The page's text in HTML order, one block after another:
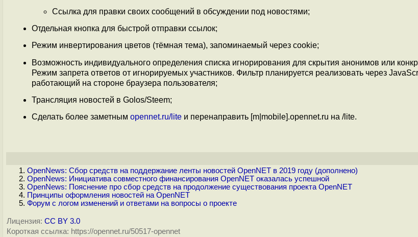
Ссылка для правки своих сообщений в обсуждении под новостями;
Отдельная кнопка для быстрой отправки ссылок;
Режим инвертирования цветов (тёмная тема), запоминаемый через cookie;
Возможность индивидуального определения списка игнорирования для скрытия анонимов или
Режим запрета ответов от игнорируемых участников. Фильтр планируется реализовать через
работающий на стороне браузера пользователя;
Трансляция новостей в Golos/Steem;
Сделать более заметным opennet.ru/lite и перенаправить [m|mobile].opennet.ru на /lite.
OpenNews: Сбор средств на поддержание ленты новостей OpenNET в 2019 году (дополнено)
OpenNews: Инициатива совместного финансирования OpenNET оказалась успешной
OpenNews: Пояснение про сбор средств на продолжение существования проекта OpenNET
Принципы оформления новостей на OpenNET
Форум с логом изменений и ответами на вопросы о проекте
Лицензия: CC BY 3.0
Короткая ссылка: https://opennet.ru/50517-opennet